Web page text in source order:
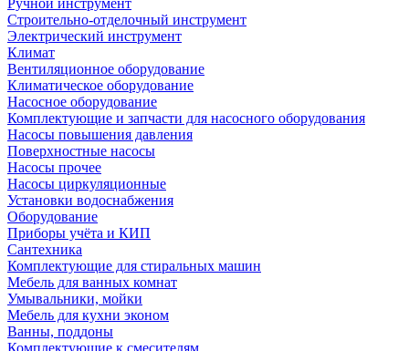
Ручной инструмент
Строительно-отделочный инструмент
Электрический инструмент
Климат
Вентиляционное оборудование
Климатическое оборудование
Насосное оборудование
Комплектующие и запчасти для насосного оборудования
Насосы повышения давления
Поверхностные насосы
Насосы прочее
Насосы циркуляционные
Установки водоснабжения
Оборудование
Приборы учёта и КИП
Сантехника
Комплектующие для стиральных машин
Мебель для ванных комнат
Умывальники, мойки
Мебель для кухни эконом
Ванны, поддоны
Комплектующие к смесителям